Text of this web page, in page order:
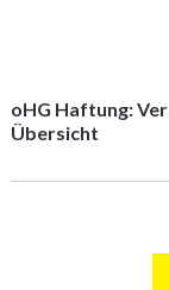
oHG Haftung:
Übersicht